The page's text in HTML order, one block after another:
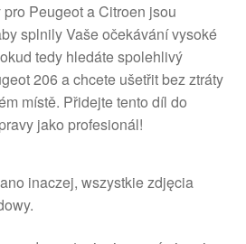
Peugeot a Citroen jsou
splnily Vaše očekávání vysoké
tedy hledáte spolehlivý
206 a chcete ušetřit bez ztráty
místě. Přidejte tento díl do
jako profesionál!
inaczej, wszystkie zdjęcia